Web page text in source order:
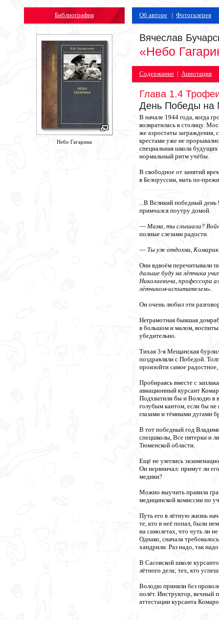
Библиография
Небо Гагарина
Об авторе | Фотогалерея
Вячеслав
«Небо
Содержание | Аннотация
Глава 1.4
День Победы на
В начале 1944 года, когда
возвратилась в столицу.
же аэростаты
крестами уже не
специальная школа
нормальный ритм учёбы.
В свободное от занятий
в Белоруссии, мать по-
...В Великий победный день
примчался поутру домой.
— Мама, ты слышала?
полные слезами радости.
— Ты уж отдохни,
Они вдвоём перечитывали
дальше буду на лётчика
Николаевича, профессора
лётчиком-испытателем».
Он очень любил эти
Неграмотная бывшая
в большом и малом,
убедительно.
Тихая 3-я Мещанская
поздравляли с Победой.
произойти самое
Пробираясь вместе с
авиационный курсант
Подхватили бы и Володю в
голубым кантом, если бы не
глазами и тёмными дугами
В тот победный год
спецшколы, Все пятерки и
Тюменской области.
Ещё не улеглись
Он нервничал: примут ли
медики?
Можно выучить правила
медицинской комиссии по
Путь его в лётную жизнь
те, кто в неё попал, были
на самолетах, что чуть ли
Однако, сначала
хандрили. Раз надо, так
В Сасовской школе
лётного дела; тех, кто
Володю приняли без
полёт. Инструктор, вечный
аттестации курсанта